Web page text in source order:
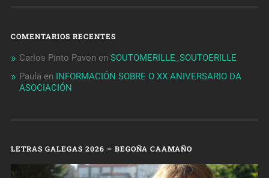
COMENTARIOS RECENTES
Carlos Pinto Pavon en SOUTOMERILLE_SOUTOERILLE
Paula en INFORMACIÓN SOBRE O XX ANIVERSARIO DA
ASOCIACIÓN
LETRAS GALEGAS 2026 – BEGOÑA CAAMAÑO